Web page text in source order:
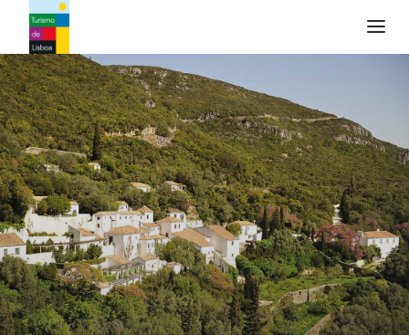
Logo do Turismo de Lisboa